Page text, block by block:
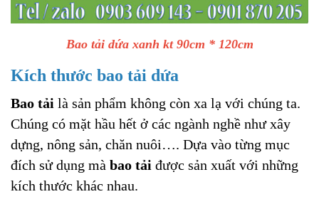
Bao tải dứa xanh kt 90cm * 120cm
Kích thước bao tải dứa
Bao tải là sản phẩm không còn xa lạ với chúng ta.
Chúng có mặt hầu hết ở các ngành nghề như xây
dựng, nông sản, chăn nuôi…. Dựa vào từng mục
đích sử dụng mà bao tải được sản xuất với những
kích thước khác nhau.